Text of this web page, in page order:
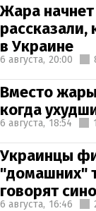
Жара начнет
рассказали,
в Украине
6 августа, 20:00
Вместо
когда
6 августа, 18:54
Украинцы
"домашних"
говорят
6 августа, 16:46